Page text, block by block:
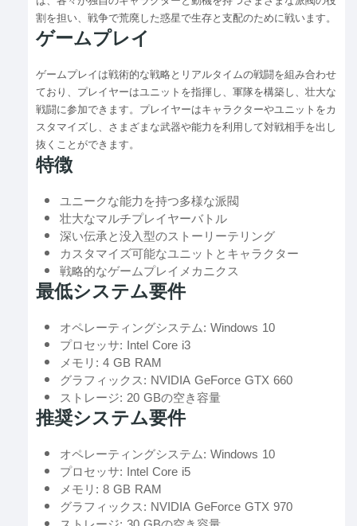
割を担い、戦争で荒廃した惑星で生存と支配のために戦います。
ゲームプレイ
ゲームプレイは戦術的な戦略とリアルタイムの戦闘を組み合わせ
ており、プレイヤーはユニットを指揮し、軍隊を構築し、壮大な
戦闘に参加できます。プレイヤーはキャラクターやユニットをカ
スタマイズし、さまざまな武器や能力を利用して対戦相手を出し
抜くことができます。
特徴
ユニークな能力を持つ多様な派閥
壮大なマルチプレイヤーバトル
深い伝承と没入型のストーリーテリング
カスタマイズ可能なユニットとキャラクター
戦略的なゲームプレイメカニクス
最低システム要件
オペレーティングシステム: Windows 10
プロセッサ: Intel Core i3
メモリ: 4 GB RAM
グラフィックス: NVIDIA GeForce GTX 660
ストレージ: 20 GBの空き容量
推奨システム要件
オペレーティングシステム: Windows 10
プロセッサ: Intel Core i5
メモリ: 8 GB RAM
グラフィックス: NVIDIA GeForce GTX 970